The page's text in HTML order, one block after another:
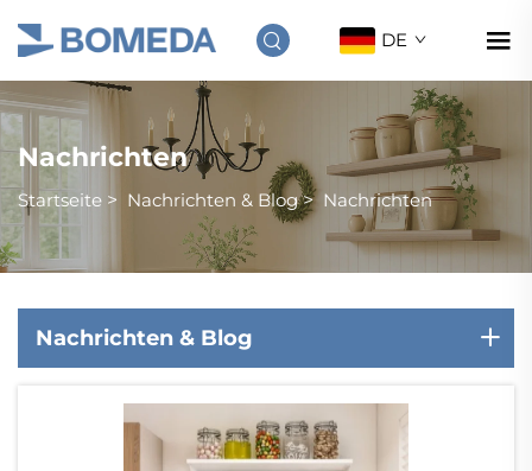
DE
Nachrichten
Startseite > Nachrichten & Blog> Nachrichten
Nachrichten & Blog